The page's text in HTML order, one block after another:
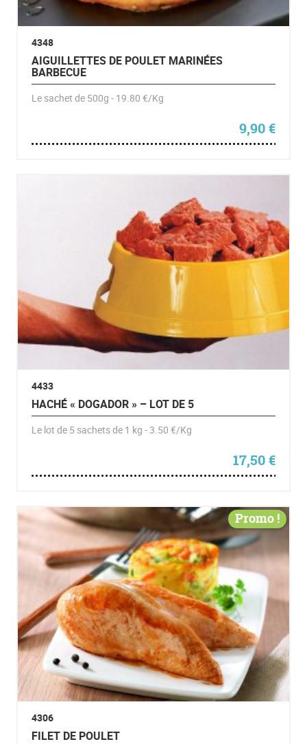
4348
AIGUILLETTES DE POULET MARINÉES
BARBECUE
Le sachet de 500g - 19.80 €/Kg
9,90€
4433
HACHÉ « DOGADOR » – LOT DE 5
Le lot de 5 sachets de 1 kg - 3.50 €/Kg
17,50€
Promo !
4306
FILET DE POULET